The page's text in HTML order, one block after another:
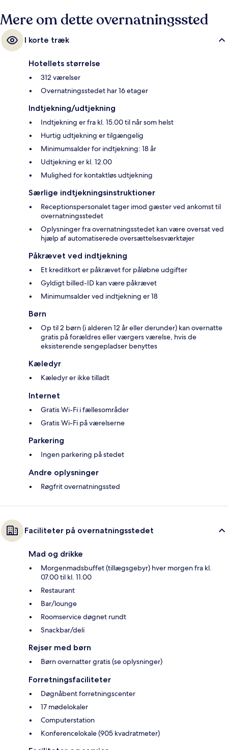
Mere om dette overnatningssted
I korte træk
Hotellets størrelse
312 værelser
Overnatningsstedet har 16 etager
Indtjekning/udtjekning
Indtjekning er fra kl. 15.00 til når som helst
Hurtig udtjekning er tilgængelig
Minimumsalder for indtjekning: 18 år
Udtjekning er kl. 12.00
Mulighed for kontaktløs udtjekning
Særlige indtjekningsinstruktioner
Receptionspersonalet tager imod gæster ved ankomst til
overnatningsstedet
Oplysninger fra overnatningsstedet kan være oversat ved
hjælp af automatiserede oversættelsesværktøjer
Påkrævet ved indtjekning
Et kreditkort er påkrævet for påløbne udgifter
Gyldigt billed-ID kan være påkrævet
Minimumsalder ved indtjekning er 18
Børn
Op til 2 børn (i alderen 12 år eller derunder) kan overnatte
gratis på forældres eller værgers værelse, hvis de
eksisterende sengepladser benyttes
Kæledyr
Kæledyr er ikke tilladt
Internet
Gratis Wi-Fi i fællesområder
Gratis Wi-Fi på værelserne
Parkering
Ingen parkering på stedet
Andre oplysninger
Røgfrit overnatningssted
Faciliteter på overnatningsstedet
Mad og drikke
Morgenmadsbuffet (tillægsgebyr) hver morgen fra kl.
07.00 til kl. 11.00
Restaurant
Bar/lounge
Roomservice døgnet rundt
Snackbar/deli
Rejser med børn
Børn overnatter gratis (se oplysninger)
Forretningsfaciliteter
Døgnåbent forretningscenter
17 mødelokaler
Computerstation
Konferencelokale (905 kvadratmeter)